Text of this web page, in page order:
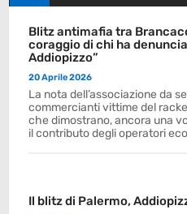
Blitz antimafia tra
coraggio di chi ha
Addiopizzo”
20 Aprile 2026
La nota dell’associazione da
commercianti vittime del
che dimostrano, ancora una
il contributo degli operatori
Il blitz di Palermo,